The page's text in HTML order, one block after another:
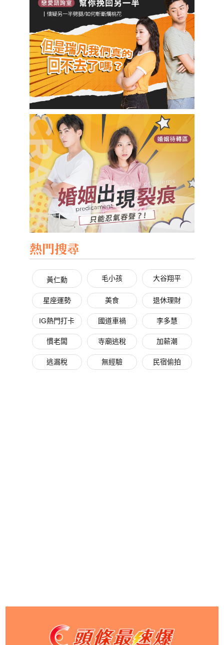
熱門搜尋
黃仁勳 毛小孩 大谷翔平
星座運勢 美食 退休理財
IG熱門打卡 國道車禍 李多慧
慣老闆 寺廟逃稅 加薪潮
逃漏稅 無經驗 民宿偷拍